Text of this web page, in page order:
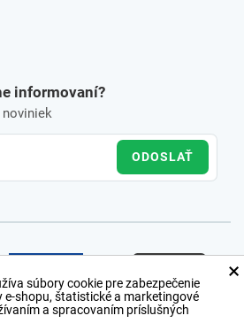
informovaní?
noviniek
ODOSLAŤ
×
súbory cookie pre zabezpečenie
shopu, štatistické a marketingové
a spracovaním príslušných